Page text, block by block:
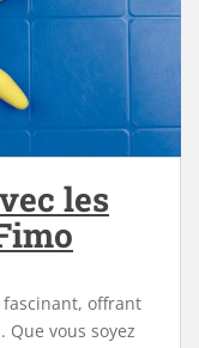
les
fascinant, offrant
vous soyez